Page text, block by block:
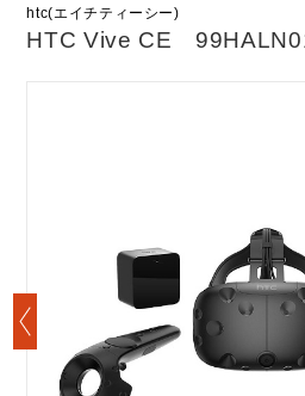
htc(エイチティーシー)
HTC Vive CE